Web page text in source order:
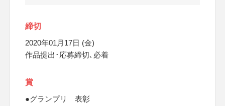
締切
2020年01月17日 (金)
作品提出･応募締切､必着
賞
●グランプリ 表彰